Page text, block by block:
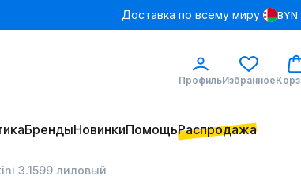
Доставка по всему миру BYN
ПрофильИзбранное
БрендыНовинкиПомощьРаспродажа
3.1599 лиловый